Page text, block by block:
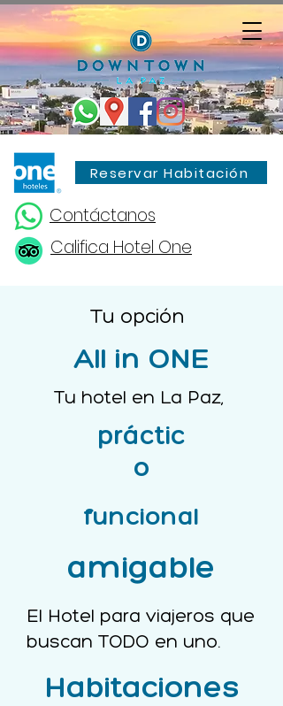
Reservar Habitación
Contáctanos
Califica Hotel One
Tu opción
All in ONE
Tu hotel en La Paz,
práctic
o
funcional
amigable
El Hotel para viajeros que
buscan TODO en uno.
Habitaciones